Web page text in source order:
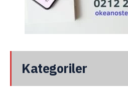
Kategoriler